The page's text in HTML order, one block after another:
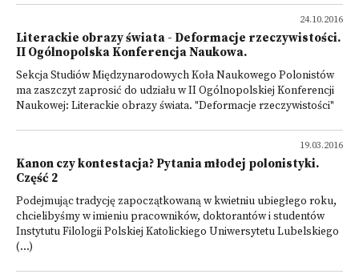
24.10.2016
Literackie obrazy świata - Deformacje rzeczywistości.
II Ogólnopolska Konferencja Naukowa.
Sekcja Studiów Międzynarodowych Koła Naukowego Polonistów
ma zaszczyt zaprosić do udziału w II Ogólnopolskiej Konferencji
Naukowej: Literackie obrazy świata. "Deformacje rzeczywistości"
19.03.2016
Kanon czy kontestacja? Pytania młodej polonistyki.
Część 2
Podejmując tradycję zapoczątkowaną w kwietniu ubiegłego roku,
chcielibyśmy w imieniu pracowników, doktorantów i studentów
Instytutu Filologii Polskiej Katolickiego Uniwersytetu Lubelskiego
(...)